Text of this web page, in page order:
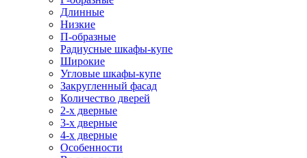
Длинные
Низкие
П-образные
Радиусные шкафы-купе
Широкие
Угловые шкафы-купе
Закругленный фасад
Количество дверей
2-х дверные
3-х дверные
4-х дверные
Особенности